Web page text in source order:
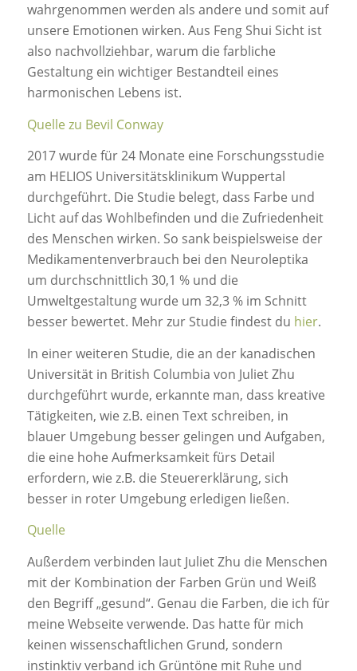
wahrgenommen werden als andere und somit auf
unsere Emotionen wirken. Aus Feng Shui Sicht ist
also nachvollziehbar, warum die farbliche
Gestaltung ein wichtiger Bestandteil eines
harmonischen Lebens ist.
Quelle zu Bevil Conway
2017 wurde für 24 Monate eine Forschungsstudie
am HELIOS Universitätsklinikum Wuppertal
durchgeführt. Die Studie belegt, dass Farbe und
Licht auf das Wohlbefinden und die Zufriedenheit
des Menschen wirken. So sank beispielsweise der
Medikamentenverbrauch bei den Neuroleptika
um durchschnittlich 30,1 % und die
Umweltgestaltung wurde um 32,3 % im Schnitt
besser bewertet. Mehr zur Studie findest du hier.
In einer weiteren Studie, die an der kanadischen
Universität in British Columbia von Juliet Zhu
durchgeführt wurde, erkannte man, dass kreative
Tätigkeiten, wie z.B. einen Text schreiben, in
blauer Umgebung besser gelingen und Aufgaben,
die eine hohe Aufmerksamkeit fürs Detail
erfordern, wie z.B. die Steuererklärung, sich
besser in roter Umgebung erledigen ließen.
Quelle
Außerdem verbinden laut Juliet Zhu die Menschen
mit der Kombination der Farben Grün und Weiß
den Begriff „gesund“. Genau die Farben, die ich für
meine Webseite verwende. Das hatte für mich
keinen wissenschaftlichen Grund, sondern
instinktiv verband ich Grüntöne mit Ruhe und